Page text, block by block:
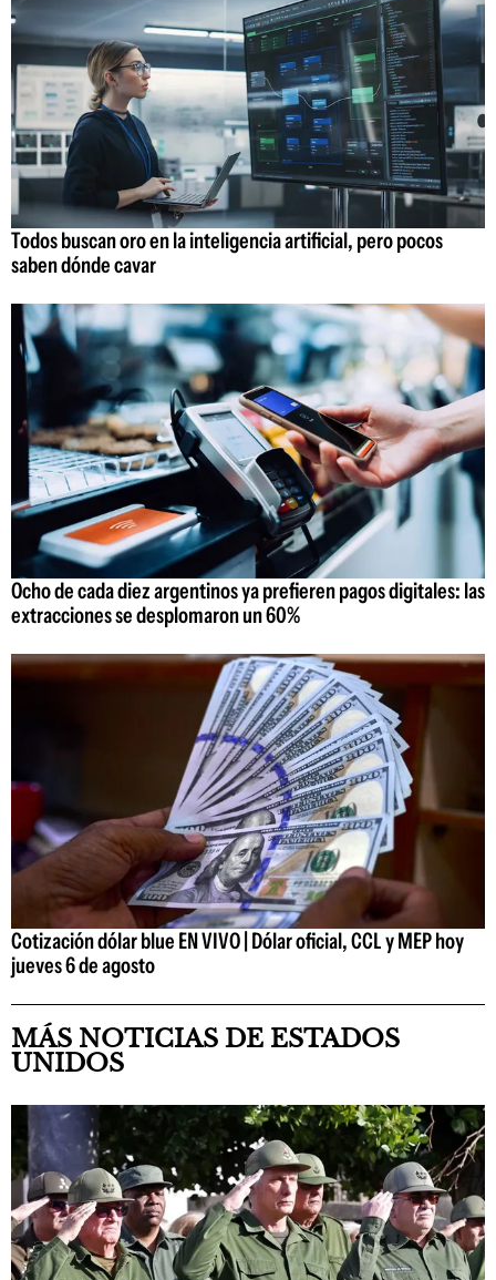
Todos buscan oro en la inteligencia artificial, pero pocos
saben dónde cavar
Ocho de cada diez argentinos ya prefieren pagos digitales: las
extracciones se desplomaron un 60%
Cotización dólar blue EN VIVO | Dólar oficial, CCL y MEP hoy
jueves 6 de agosto
MÁS NOTICIAS DE ESTADOS
UNIDOS